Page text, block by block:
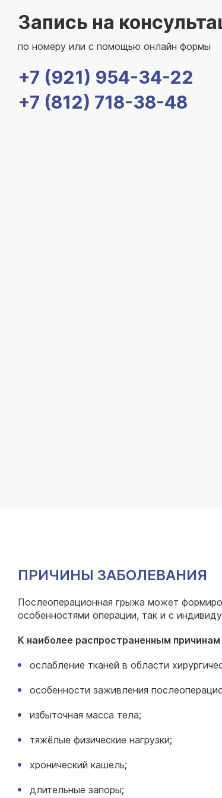
Запись на
по номеру или с помощью онлайн формы
+7 (921) 954-34-22
+7 (812) 718-38-48
ПРИЧИНЫ ЗАБОЛЕВАНИЯ
Послеоперационная грыжа может
особенностями операции, так и с
К наиболее распространенным причинам
ослабление тканей в области
особенности заживления
избыточная масса тела;
тяжёлые физические нагрузки;
хронический кашель;
длительные запоры;